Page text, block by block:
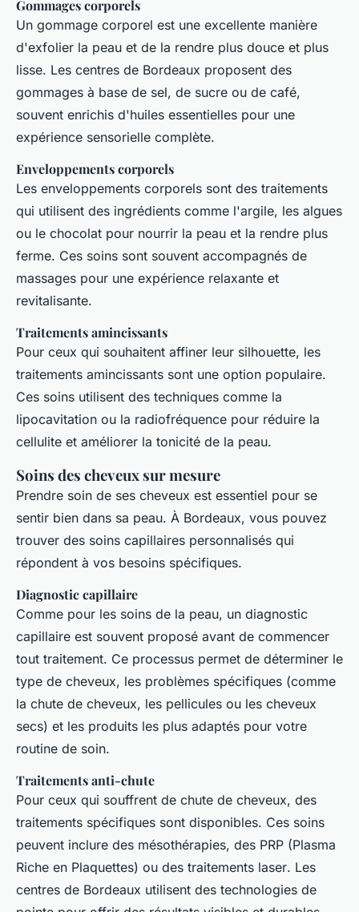
Gommages corporels
Un gommage corporel est une excellente manière
d'exfolier la peau et de la rendre plus douce et plus
lisse. Les centres de Bordeaux proposent des
gommages à base de sel, de sucre ou de café,
souvent enrichis d'huiles essentielles pour une
expérience sensorielle complète.
Enveloppements corporels
Les enveloppements corporels sont des traitements
qui utilisent des ingrédients comme l'argile, les algues
ou le chocolat pour nourrir la peau et la rendre plus
ferme. Ces soins sont souvent accompagnés de
massages pour une expérience relaxante et
revitalisante.
Traitements amincissants
Pour ceux qui souhaitent affiner leur silhouette, les
traitements amincissants sont une option populaire.
Ces soins utilisent des techniques comme la
lipocavitation ou la radiofréquence pour réduire la
cellulite et améliorer la tonicité de la peau.
Soins des cheveux sur mesure
Prendre soin de ses cheveux est essentiel pour se
sentir bien dans sa peau. À Bordeaux, vous pouvez
trouver des soins capillaires personnalisés qui
répondent à vos besoins spécifiques.
Diagnostic capillaire
Comme pour les soins de la peau, un diagnostic
capillaire est souvent proposé avant de commencer
tout traitement. Ce processus permet de déterminer le
type de cheveux, les problèmes spécifiques (comme
la chute de cheveux, les pellicules ou les cheveux
secs) et les produits les plus adaptés pour votre
routine de soin.
Traitements anti-chute
Pour ceux qui souffrent de chute de cheveux, des
traitements spécifiques sont disponibles. Ces soins
peuvent inclure des mésothérapies, des PRP (Plasma
Riche en Plaquettes) ou des traitements laser. Les
centres de Bordeaux utilisent des technologies de